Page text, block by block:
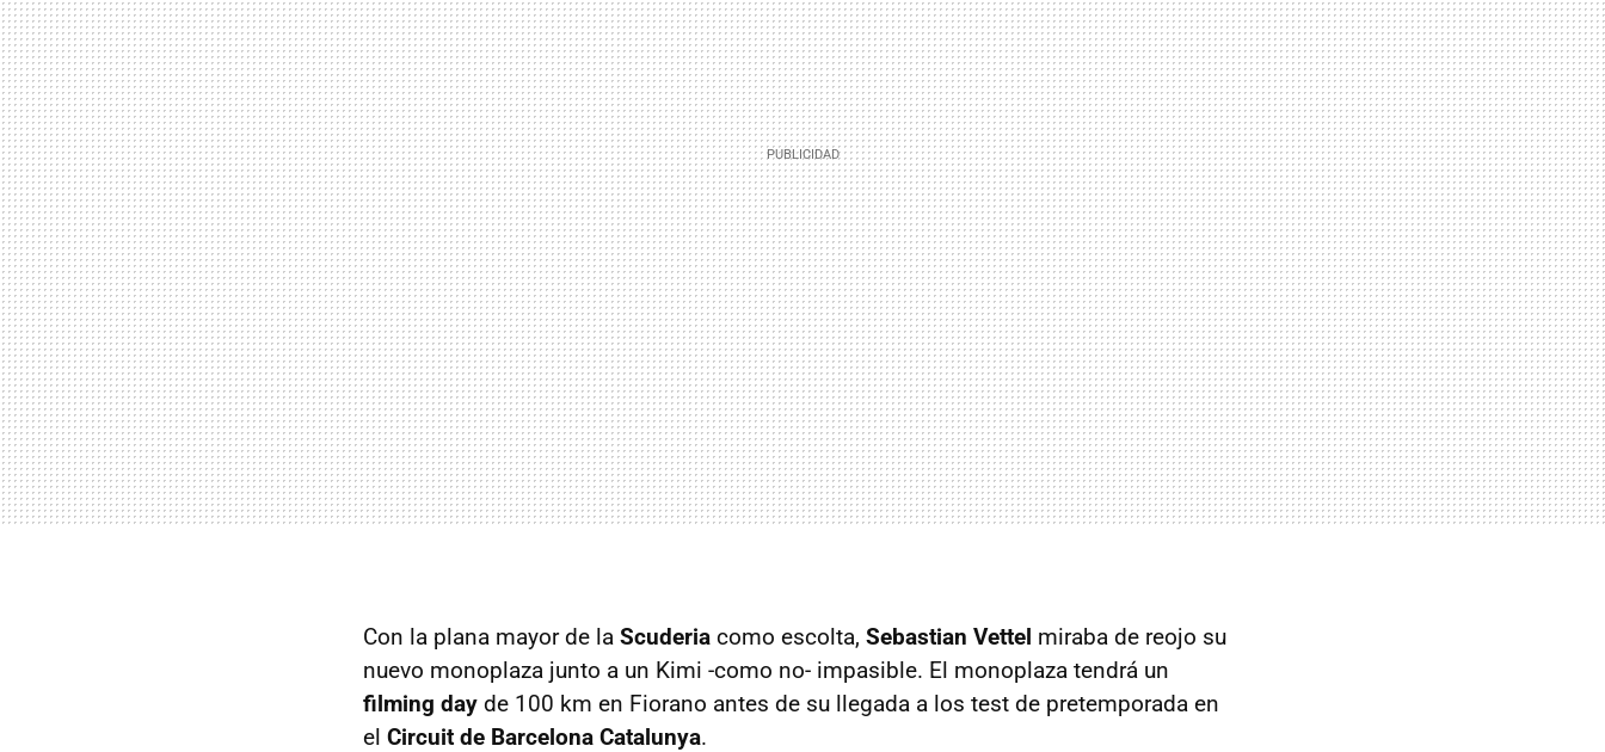
Con la plana mayor de la Scuderia como escolta, Sebastian Vettel miraba de reojo su
nuevo monoplaza junto a un Kimi -como no- impasible. El monoplaza tendrá un
filming day de 100 km en Fiorano antes de su llegada a los test de pretemporada en
el Circuit de Barcelona Catalunya.